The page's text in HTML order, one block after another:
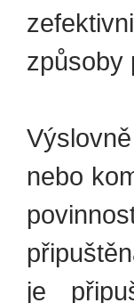
způsoby
nebo
je